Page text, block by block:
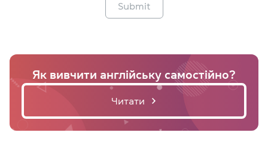
Submit
Як вивчити англійську самостійно?
Читати